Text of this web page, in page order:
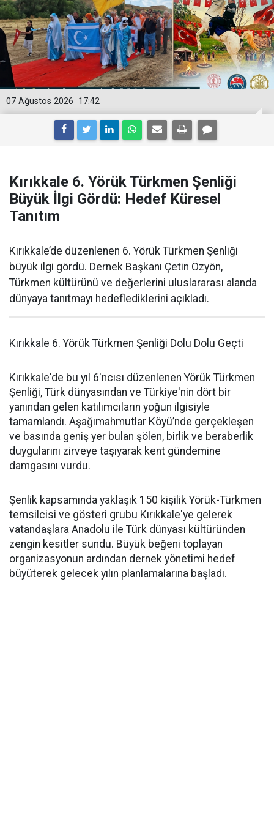
17:42
07 Ağustos 2026
Kırıkkale 6. Yörük Türkmen Şenliği
Büyük İlgi Gördü: Hedef Küresel
Tanıtım
Kırıkkale’de düzenlenen 6. Yörük Türkmen Şenliği
büyük ilgi gördü. Dernek Başkanı Çetin Özyön,
Türkmen kültürünü ve değerlerini uluslararası alanda
dünyaya tanıtmayı hedeflediklerini açıkladı.
Kırıkkale 6. Yörük Türkmen Şenliği Dolu Dolu Geçti
Kırıkkale'de bu yıl 6'ncısı düzenlenen Yörük Türkmen
Şenliği, Türk dünyasından ve Türkiye'nin dört bir
yanından gelen katılımcıların yoğun ilgisiyle
tamamlandı. Aşağımahmutlar Köyü’nde gerçekleşen
ve basında geniş yer bulan şölen, birlik ve beraberlik
duygularını zirveye taşıyarak kent gündemine
damgasını vurdu.
Şenlik kapsamında yaklaşık 150 kişilik Yörük-Türkmen
temsilcisi ve gösteri grubu Kırıkkale'ye gelerek
vatandaşlara Anadolu ile Türk dünyası kültüründen
zengin kesitler sundu. Büyük beğeni toplayan
organizasyonun ardından dernek yönetimi hedef
büyüterek gelecek yılın planlamalarına başladı.